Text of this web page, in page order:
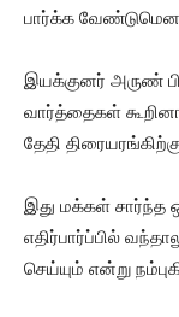
பார்க்க
இயக்குனர் அருண்
வார்த்தைகள்
தேதி
இது மக்கள் சார்ந்த
எதிர்பார்ப்பில்
செய்யும் என்று